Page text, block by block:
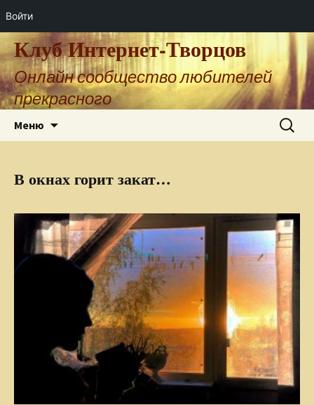
Войти
Клуб Интернет-Творцов
Онлайн сообщество любителей
прекрасного
Меню Найти:
В окнах горит закат…